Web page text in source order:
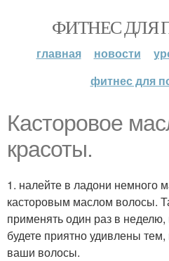
ФИТНЕС ДЛЯ
главная новости
фитнес для
Касторовое
красоты.
1. налейте в ладони немного
касторовым маслом волосы.
применять один раз в
будете приятно удивлены
ваши волосы.